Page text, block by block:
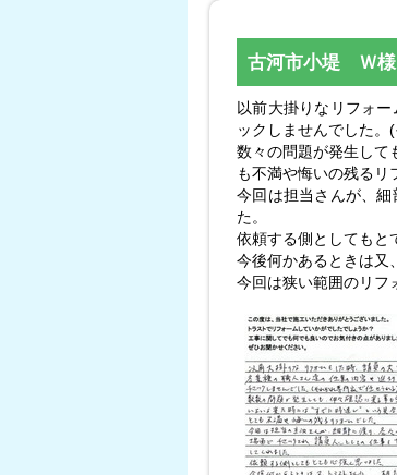
古河市小堤 Ｗ様
以前大掛りなリフォ
ックしませんでした。
数々の問題が発生して
も不満や悔いの残るリ
今回は担当さんが、
た。
依頼する側としてもと
今後何かあるときは又
今回は狭い範囲のリフ